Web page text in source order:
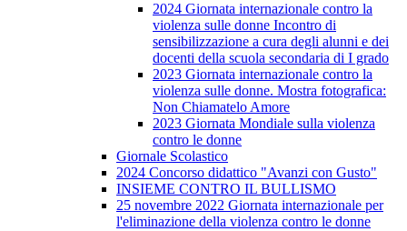
2024 Giornata internazionale contro la
violenza sulle donne Incontro di
sensibilizzazione a cura degli alunni e dei
docenti della scuola secondaria di I grado
2023 Giornata internazionale contro la
violenza sulle donne. Mostra fotografica:
Non Chiamatelo Amore
2023 Giornata Mondiale sulla violenza
contro le donne
Giornale Scolastico
2024 Concorso didattico "Avanzi con Gusto"
INSIEME CONTRO IL BULLISMO
25 novembre 2022 Giornata internazionale per
l'eliminazione della violenza contro le donne